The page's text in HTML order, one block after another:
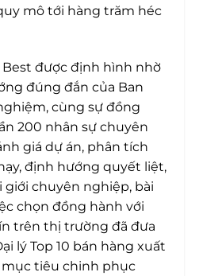
mô tới hàng trăm héc
Best được định hình nhờ
đúng đắn của Ban
cùng sự đồng
200 nhân sự chuyên
giá dự án, phân tích
định hướng quyết liệt,
giới chuyên nghiệp, bài
chọn đồng hành với
trên thị trường đã đưa
lý Top 10 bán hàng xuất
tiêu chinh phục